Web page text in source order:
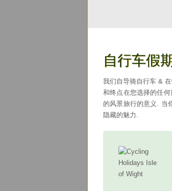
自行车假
我们自导骑自行车 &
和终点在您选择的任
的风景旅行的意义. 当
隐藏的魅力.